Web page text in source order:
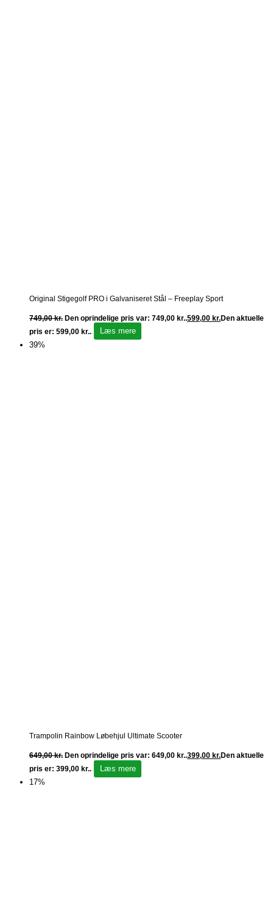
Original Stigegolf PRO i Galvaniseret Stål – Freeplay Sport
749,00kr. Den oprindelige pris var: 749,00 kr..599,00 kr.Den aktuelle
pris er: 599,00 kr..
Læs mere
39%
Trampolin Rainbow Løbehjul Ultimate Scooter
649,00kr. Den oprindelige pris var: 649,00 kr..399,00 kr.Den aktuelle
pris er: 399,00 kr..
Læs mere
17%